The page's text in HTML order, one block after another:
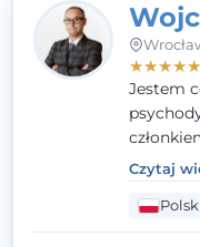
★★★★★
Jestem
mojej
na
mnie
Czytaj